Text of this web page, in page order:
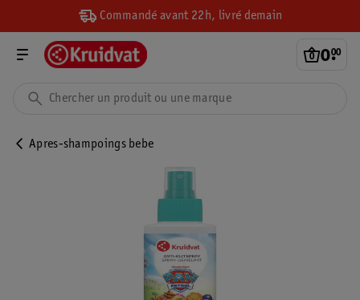
Commandé avant 22h, livré demain
0.
00
Apres-shampoings bebe